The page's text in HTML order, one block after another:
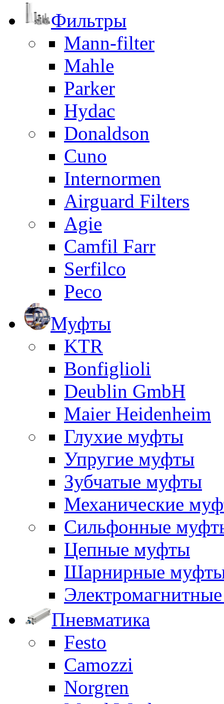
Фильтры
Mann-filter
Mahle
Parker
Hydac
Donaldson
Cuno
Internormen
Airguard Filters
Agie
Camfil Farr
Serfilco
Peco
Муфты
KTR
Bonfiglioli
Deublin GmbH
Maier Heidenheim
Глухие муфты
Упругие муфты
Зубчатые муфты
Механические
Сильфонные
Цепные муфты
Шарнирные
Пневматика
Festo
Camozzi
Norgren